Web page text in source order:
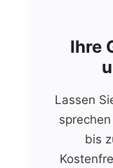
Ihre
Lassen
bis